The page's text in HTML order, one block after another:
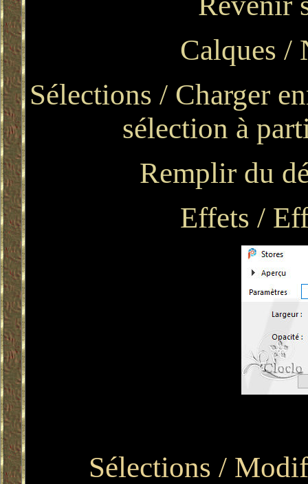
Calques /
Sélections / Charger
sélection à
Remplir du
Effets /
Sélections /